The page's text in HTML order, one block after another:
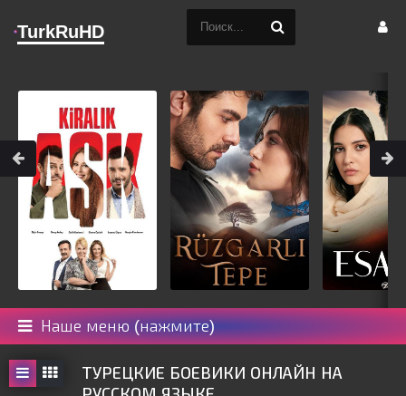
Наше меню (нажмите)
ТУРЕЦКИЕ БОЕВИКИ ОНЛАЙН НА
TurkRuHD